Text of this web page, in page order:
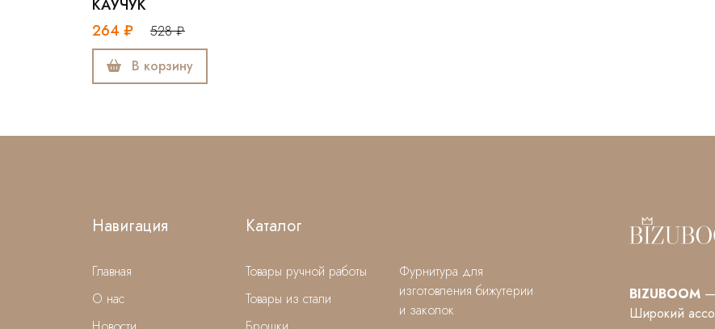
528 ₽
В корзину
Навигация
Главная
О нас
Каталог
Товары ручной работы
Товары из стали
Фурнитура для
изготовления бижутерии
и заколок
BIZUBOOM
Широкий